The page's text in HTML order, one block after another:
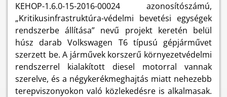
KEHOP-1.6.0-15-2016-00024 azonosítószámú,
„Kritikusinfrastruktúra-védelmi bevetési egységek
rendszerbe állítása” nevű projekt keretén belül
húsz darab Volkswagen T6 típusú gépjárművet
szerzett be. A járművek korszerű környezetvédelmi
rendszerrel kialakított diesel motorral vannak
szerelve, és a négykerékmeghajtás miatt nehezebb
terepviszonyokon való közlekedésre is alkalmasak.